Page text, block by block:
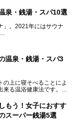
感じられる地域です。
利な街中にある施設か
ティ豊か。ここでは、
介します。
泉・銭湯・スパ10選
」。2021年にはサウナ
トドアフィンランド式
しませんか？
温泉・銭湯・スパ3
の上に寝そべることによ
る温浴健康法です。じ
や美容にも良い影響が期
こだわった、奈良県内の
介させていただきま
もう！女子におすす
スーパー銭湯5選